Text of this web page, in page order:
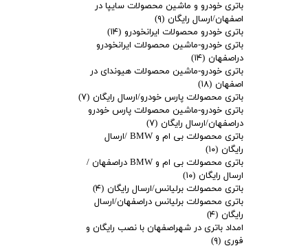
باتری خودرو و ماشین محصولات سایپا در
اصفهان/ارسال رایگان (۹)
باتری خودرو محصولات ایرانخودرو (۱۴)
باتری خودرو-ماشین محصولات ایرانخودرو
دراصفهان (۱۴)
باتری خودرو-ماشین محصولات هیوندای در
اصفهان (۱۸)
باتری محصولات پارس خودرو/ارسال رایگان (۷)
باتری خودرو-ماشین محصولات پارس خودرو
دراصفهان/ارسال رایگان (۷)
باتری محصولات بی ام و BMW /ارسال
رایگان (۱۰)
باتری محصولات بی ام و BMW دراصفهان /
ارسال رایگان (۱۰)
باتری محصولات برلیانس/ارسال رایگان (۴)
باتری محصولات برلیانس دراصفهان/ارسال
رایگان (۴)
امداد باتری در شهراصفهان با نصب رایگان و
فوری (۹)